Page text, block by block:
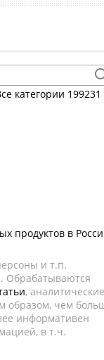
категории 199231
продуктов в
и т.п.
Обрабатываются
, аналитические
образом, чем
информативен
в т.ч.